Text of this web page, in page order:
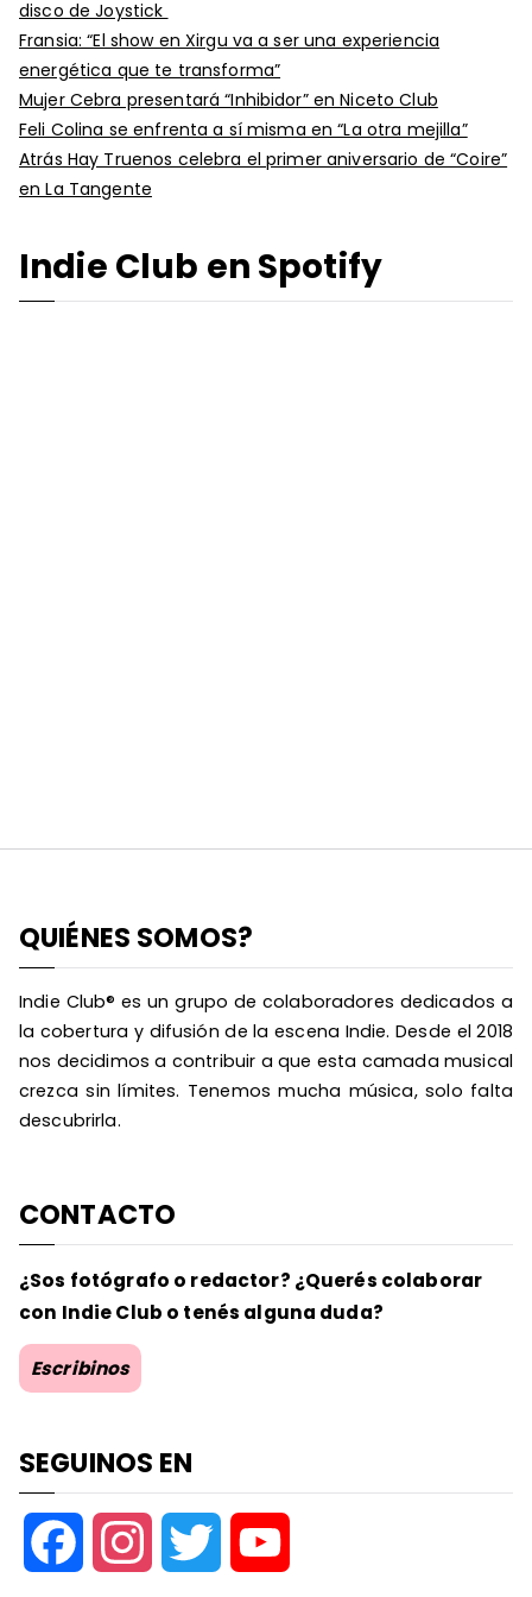
disco de Joystick
Fransia: “El show en Xirgu va a ser una experiencia
energética que te transforma”
Mujer Cebra presentará “Inhibidor” en Niceto Club
Feli Colina se enfrenta a sí misma en “La otra mejilla”
Atrás Hay Truenos celebra el primer aniversario de “Coire”
en La Tangente
Indie Club en Spotify
QUIÉNES SOMOS?
Indie Club® es un grupo de colaboradores dedicados a
la cobertura y difusión de la escena Indie. Desde el 2018
nos decidimos a contribuir a que esta camada musical
crezca sin límites. Tenemos mucha música, solo falta
descubrirla.
CONTACTO
¿Sos fotógrafo o redactor? ¿Querés colaborar
con Indie Club o tenés alguna duda?
Escribinos
SEGUINOS EN